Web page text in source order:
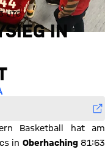
UTC
IN
Basketball hat am
in Oberhaching 81:63